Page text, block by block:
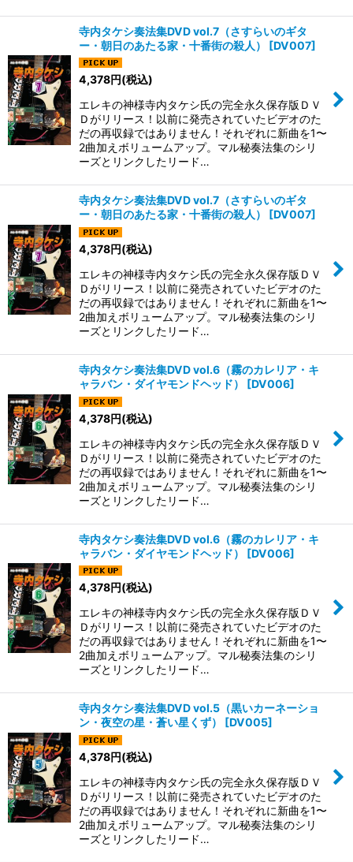
寺内タケシ奏法集DVD vol.7（さすらいのギタ
ー・朝日のあたる家・十番街の殺人）
[DV007]
4,378円(税込)
エレキの神様寺内タケシ氏の完全永久保存版ＤＶ
Ｄがリリース！以前に発売されていたビデオのた
だの再収録ではありません！それぞれに新曲を1〜
2曲加えボリュームアップ。マル秘奏法集のシリ
ーズとリンクしたリード…
寺内タケシ奏法集DVD vol.7（さすらいのギタ
ー・朝日のあたる家・十番街の殺人）
[DV007]
4,378円(税込)
エレキの神様寺内タケシ氏の完全永久保存版ＤＶ
Ｄがリリース！以前に発売されていたビデオのた
だの再収録ではありません！それぞれに新曲を1〜
2曲加えボリュームアップ。マル秘奏法集のシリ
ーズとリンクしたリード…
寺内タケシ奏法集DVD vol.6（霧のカレリア・キ
ャラバン・ダイヤモンドヘッド）
[DV006]
4,378円(税込)
エレキの神様寺内タケシ氏の完全永久保存版ＤＶ
Ｄがリリース！以前に発売されていたビデオのた
だの再収録ではありません！それぞれに新曲を1〜
2曲加えボリュームアップ。マル秘奏法集のシリ
ーズとリンクしたリード…
寺内タケシ奏法集DVD vol.6（霧のカレリア・キ
ャラバン・ダイヤモンドヘッド）
[DV006]
4,378円(税込)
エレキの神様寺内タケシ氏の完全永久保存版ＤＶ
Ｄがリリース！以前に発売されていたビデオのた
だの再収録ではありません！それぞれに新曲を1〜
2曲加えボリュームアップ。マル秘奏法集のシリ
ーズとリンクしたリード…
寺内タケシ奏法集DVD vol.5（黒いカーネーショ
ン・夜空の星・蒼い星くず）
[DV005]
4,378円(税込)
エレキの神様寺内タケシ氏の完全永久保存版ＤＶ
Ｄがリリース！以前に発売されていたビデオのた
だの再収録ではありません！それぞれに新曲を1〜
2曲加えボリュームアップ。マル秘奏法集のシリ
ーズとリンクしたリード…